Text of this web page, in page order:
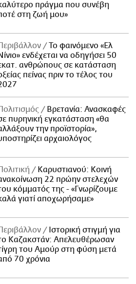
πράγμα που συνέβη
στη ζωή μου»
Το φαινόμενο «Ελ
ενδέχεται να οδηγήσει 50
ανθρώπους σε κατάσταση
πείνας πριν το τέλος του
Βρετανία: Ανασκαφές
πυρηνική εγκατάσταση «θα
την προϊστορία»,
αρχαιολόγος
Καρυστιανού: Κοινή
22 πρώην στελεχών
κόμματός της - «Γνωρίζουμε
γιατί αποχωρήσαμε»
Ιστορική στιγμή για
Καζακστάν: Απελευθέρωσαν
του Αμούρ στη φύση μετά
70 χρόνια